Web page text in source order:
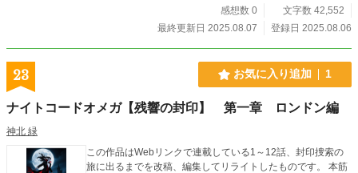
感想数 0
文字数 42,552
最終更新日 2025.08.07
登録日 2025.08.06
23 お気に入り追加 1
ナイトコードオメガ【残響の封印】 第一章 ロンドン編
神北 緑
この作品はWebリンクで連載している1～12話、封印捜索の
旅に出るまでを改稿、編集してリライトしたものです。 本筋